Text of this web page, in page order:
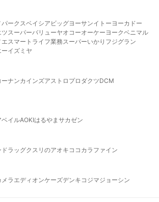
パークスベイシア ビッグヨーサンイトーヨーカドー
ツスーパーバリューヤオコーオーケー ヨークベニマル
エスマート ライフ業務スーパーいかり フジグラン
イズミヤ
ーナンカインズアストロプロダクツDCM
ベイルAOKIはるやま サカゼン
ドラッグクスリのアオキ ココカラファイン
ラエディオンケーズデンキ コジマジョーシン